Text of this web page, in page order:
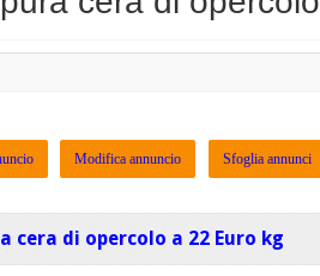
Modifica annuncio Sfoglia annunci
cera di opercolo a 22 Euro kg